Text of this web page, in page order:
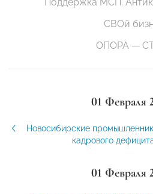
СВОй
ОПОРА —
01 Февраля
Новосибирские
кадрового
01 Февраля